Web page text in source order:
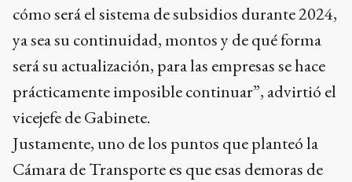
cómo será el sistema de subsidios durante 2024,
ya sea su continuidad, montos y de qué forma
será su actualización, para las empresas se hace
prácticamente imposible continuar”, advirtió el
vicejefe de Gabinete.
Justamente, uno de los puntos que planteó la
Cámara de Transporte es que esas demoras de